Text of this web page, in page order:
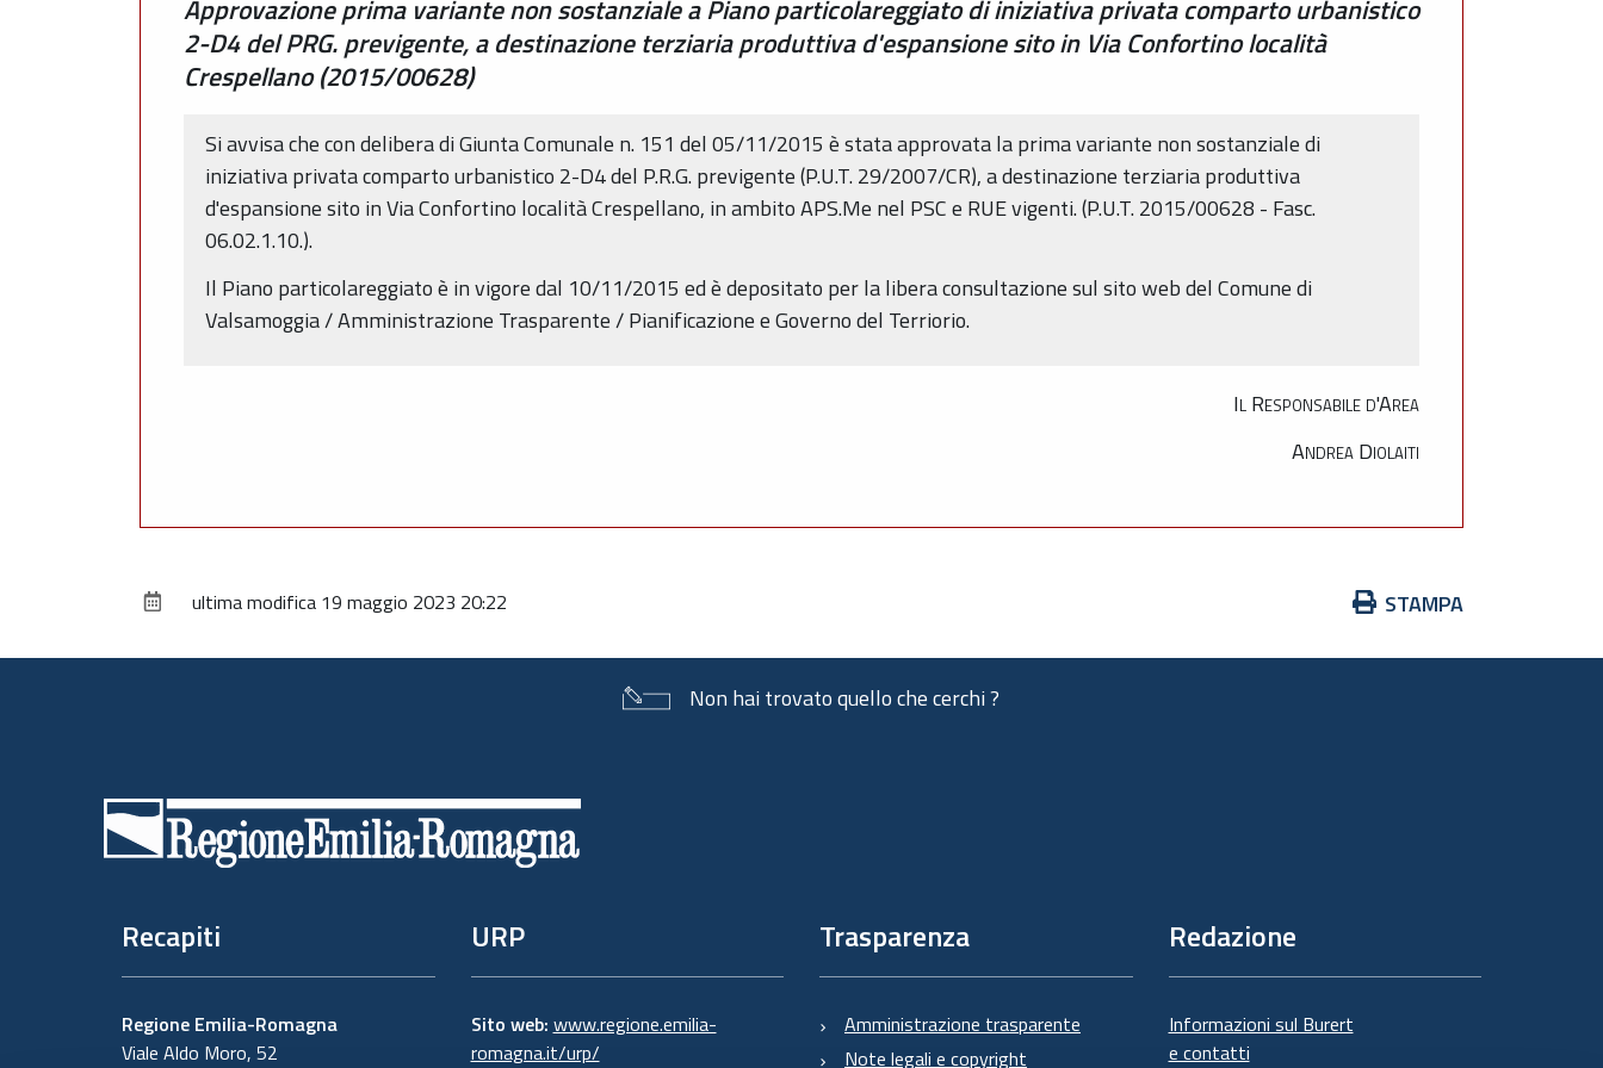
Approvazione prima variante non sostanziale a Piano particolareggiato di iniziativa privata comparto urbanistico
2-D4 del PRG. previgente, a destinazione terziaria produttiva d'espansione sito in Via Confortino località
Crespellano (2015/00628)
Si avvisa che con delibera di Giunta Comunale n. 151 del 05/11/2015 è stata approvata la prima variante non sostanziale di
iniziativa privata comparto urbanistico 2-D4 del P.R.G. previgente (P.U.T. 29/2007/CR), a destinazione terziaria produttiva
d'espansione sito in Via Confortino località Crespellano, in ambito APS.Me nel PSC e RUE vigenti. (P.U.T. 2015/00628 - Fasc.
06.02.1.10.).
Il Piano particolareggiato è in vigore dal 10/11/2015 ed è depositato per la libera consultazione sul sito web del Comune di
Valsamoggia / Amministrazione Trasparente / Pianificazione e Governo del Terriorio.
Il Responsabile d'Area
Andrea Diolaiti
Azioni
documento
STAMPA
ultima modifica 19 maggio 2023 20:22
Non hai trovato quello che cerchi ?
Recapiti
Regione Emilia-Romagna
Viale Aldo Moro, 52
URP
Sito web: www.regione.emilia-
romagna.it/urp/
Trasparenza
Amministrazione trasparente
Note legali e copyright
Redazione
Informazioni sul Burert
e contatti